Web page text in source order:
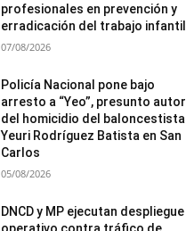
profesionales en prevención y
erradicación del trabajo infantil
07/08/2026
Policía Nacional pone bajo
arresto a “Yeo”, presunto autor
del homicidio del baloncestista
Yeuri Rodríguez Batista en San
Carlos
05/08/2026
DNCD y MP ejecutan despliegue
operativo contra tráfico de